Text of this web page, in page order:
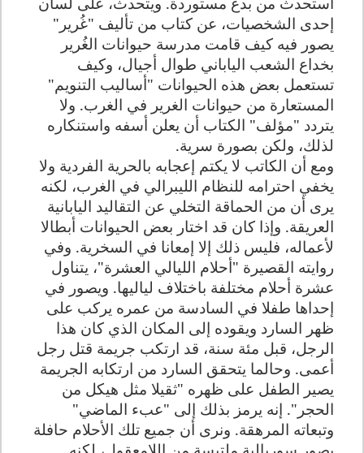
إحدى الشخصيات، عن كتاب من تأليف "غُرير"
يصور فيه كيف قامت مدرسة حيوانات الغُرير
بخداع الشعب الياباني طوال أجيال، وكيف
تستعمل بعض هذه الحيوانات "أساليب التنويم"
المستعارة من حيوانات الغرير في الغرب. ولا
يتردد "مؤلف" الكتاب أن يعلن أسفه واستنكاره
لذلك، ولكن بصورة سرية.
ومع أن الكاتب لا يكتم إعجابه بالحرية الفردية ولا
يخفي احترامه للنظام الليبرالي في الغرب، لكنه
يرى أن من الحماقة التخلي عن التقاليد اليابانية
العريقة. وإذا كان قد اختار بعض الحيوانات أبطالا
لأعماله، فليس ذلك إلا إمعانا في السخرية. وفي
روايته القصيرة "أحلام الليالي العشرة"، يتناول
عشرة أحلام مختلفة باختلاف لياليها. ويصور في
إحداها طفلا في السادسة من عمره يركب على
ظهر السارد ويقوده إلى المكان الذي كان هذا
الرجل، قبل مئة سنة، قد ارتكب جريمة قتل رجل
أعمى. وحالما يتحقق السارد من ارتكابه الجريمة
يصير الطفل على ظهره "ثقيلا مثل هيكل من
الحجر". إنه يرمز بذلك إلى "عبء الماضي"
وتبعاته المرهقة. ونرى أن جميع تلك الأحلام حافلة